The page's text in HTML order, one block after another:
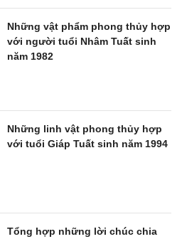
Những vật phẩm phong thủy hợp
với người tuổi Nhâm Tuất sinh
năm 1982
Những linh vật phong thủy hợp
với tuổi Giáp Tuất sinh năm 1994
Tổng hợp những lời chúc chia